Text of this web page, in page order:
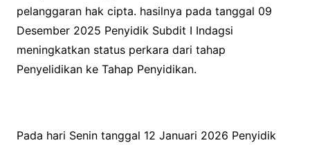
pelanggaran hak cipta. hasilnya pada tanggal 09
Desember 2025 Penyidik Subdit I Indagsi
meningkatkan status perkara dari tahap
Penyelidikan ke Tahap Penyidikan.
Pada hari Senin tanggal 12 Januari 2026 Penyidik